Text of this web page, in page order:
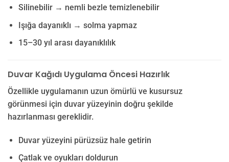
Silinebilir → nemli bezle temizlenebilir
Işığa dayanıklı → solma yapmaz
15–30 yıl arası dayanıklılık
Duvar Kağıdı Uygulama Öncesi Hazırlık
Özellikle uygulamanın uzun ömürlü ve kusursuz
görünmesi için duvar yüzeyinin doğru şekilde
hazırlanması gereklidir.
Duvar yüzeyini pürüzsüz hale getirin
Çatlak ve oyukları doldurun